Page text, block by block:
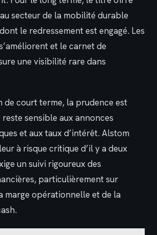
secteur de la mobilité durable
le redressement est engagé. Les
et le carnet de
une visibilité rare dans
de court terme, la prudence est
sensible aux annonces
et aux taux d’intérêt. Alstom
à risque critique d’il y a deux
un suivi rigoureux des
particulièrement sur
marge opérationnelle et de la